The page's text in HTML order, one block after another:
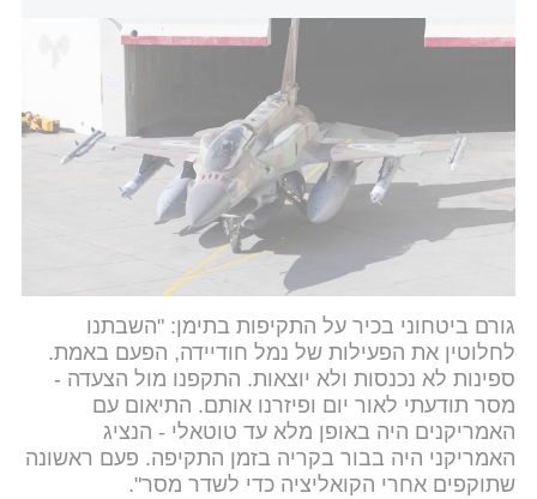
מטוסי חיל האוויר ממריאים לבצע תקיפות בתימן דובר צה"ל
על פי אותו גורם, "חלוקת העבודה" בין ישראל
לקואליציה יחסית ברורה: הקואליציה תוקפת מתקני
נשק, שליטה ופיקוד ותת קרקע. ישראל פועלת לא מעט
נגד מתקנים כלכליים שיש להם גם שימוש צבאי ואזרחי
כמו הנמלים, שדות התעופה תחנות כח וכו'.
גורם ביטחוני בכיר על התקיפות בתימן: "השבתנו
לחלוטין את הפעילות של נמל חודיידה, הפעם באמת.
ספינות לא נכנסות ולא יוצאות. התקפנו מול הצעדה -
מסר תודעתי לאור יום ופיזרנו אותם. התיאום עם
האמריקנים היה באופן מלא עד טוטאלי - הנציג
האמריקני היה בבור בקריה בזמן התקיפה. פעם ראשונה
שתוקפים אחרי הקואליציה כדי לשדר מסר".